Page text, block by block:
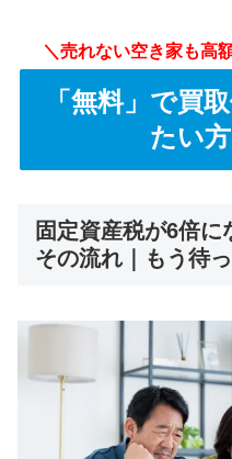
＼売れない空き家も高
「無料」で買
たい
固定資産税が6倍に
その流れ｜もう待